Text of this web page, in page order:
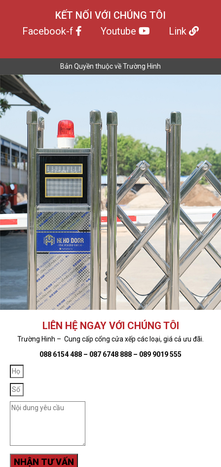
KẾT NỐI VỚI CHÚNG TÔI
Facebook-f
Youtube Link
Bản Quyền thuộc về Trường Hinh
LIÊN HỆ NGAY VỚI CHÚNG TÔI
Trường Hinh – Cung cấp cổng cửa xếp các loại, giá cả ưu đãi.
088 6154 488 – 087 6748 888 – 089 9019 555
NHẬN TƯ VẤN